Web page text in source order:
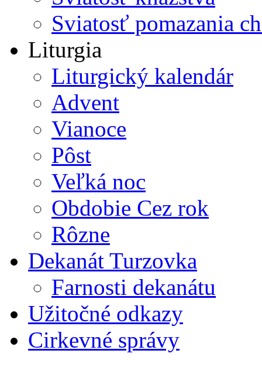
Sviatosť pomazania
Liturgia
Liturgický kalendár
Advent
Vianoce
Pôst
Veľká noc
Obdobie Cez rok
Rôzne
Dekanát Turzovka
Farnosti dekanátu
Užitočné odkazy
Cirkevné správy